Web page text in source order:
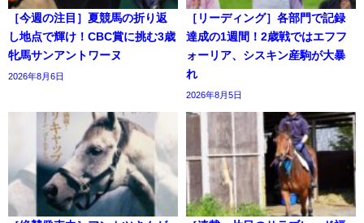
［今週の注目］夏競馬の折り返
し地点で輝け！CBC賞に挑む3歳
牝馬サンアントワーヌ
2026年8月6日
［リーディング］各部門で記録
達成の1週間！2歳戦ではエフフ
ォーリア、シスキン産駒が大暴
れ
2026年8月5日